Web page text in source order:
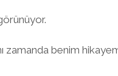
zamanda benim